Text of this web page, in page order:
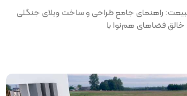
راهنمای جامع طراحی و ساخت ویلای جنگلی